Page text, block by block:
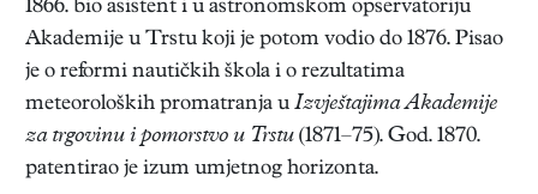
1866. bio asistent i u astronomskom opservatoriju
Akademije u Trstu koji je potom vodio do 1876. Pisao
je o reformi nautičkih škola i o rezultatima
meteoroloških promatranja u Izvještajima Akademije
za trgovinu i pomorstvo u Trstu (1871–75). God. 1870.
patentirao je izum umjetnog horizonta.